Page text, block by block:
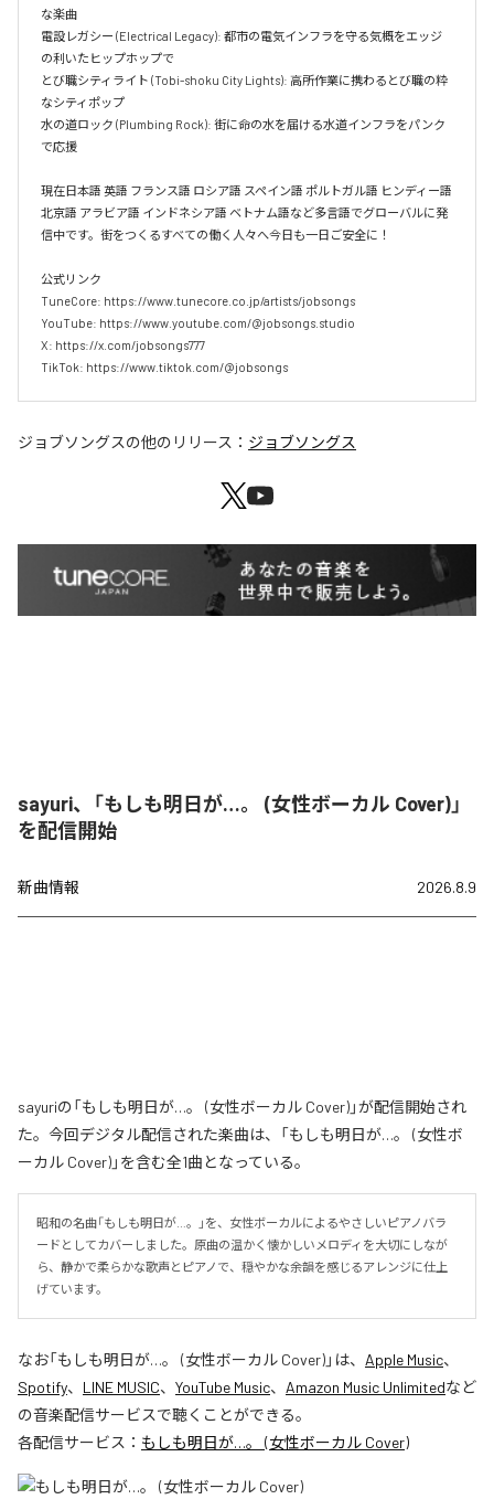
な楽曲
電設レガシー (Electrical Legacy): 都市の電気インフラを守る気概をエッジ
の利いたヒップホップで
とび職シティライト (Tobi-shoku City Lights): 高所作業に携わるとび職の粋
なシティポップ
水の道ロック (Plumbing Rock): 街に命の水を届ける水道インフラをパンク
で応援
現在日本語 英語 フランス語 ロシア語 スペイン語 ポルトガル語 ヒンディー語
北京語 アラビア語 インドネシア語 ベトナム語など多言語でグローバルに発
信中です。街をつくるすべての働く人々へ今日も一日ご安全に！
公式リンク
TuneCore: https://www.tunecore.co.jp/artists/jobsongs
YouTube: https://www.youtube.com/@jobsongs.studio
X: https://x.com/jobsongs777
TikTok: https://www.tiktok.com/@jobsongs
ジョブソングスの他のリリース： ジョブソングス
sayuri、「もしも明日が…。 (女性ボーカル Cover)」
を配信開始
新曲情報 2026.8.9
sayuriの「もしも明日が…。 (女性ボーカル Cover)」が配信開始され
た。今回デジタル配信された楽曲は、「もしも明日が…。 (女性ボ
ーカル Cover)」を含む全1曲となっている。
昭和の名曲「もしも明日が…。」を、女性ボーカルによるやさしいピアノバラ
ードとしてカバーしました。原曲の温かく懐かしいメロディを大切にしなが
ら、静かで柔らかな歌声とピアノで、穏やかな余韻を感じるアレンジに仕上
げています。
なお「もしも明日が…。 (女性ボーカル Cover)」は、 Apple Music、
Spotify、 LINE MUSIC、 YouTube Music、 Amazon Music Unlimitedなど
の音楽配信サービスで聴くことができる。
各配信サービス： もしも明日が…。 (女性ボーカル Cover)